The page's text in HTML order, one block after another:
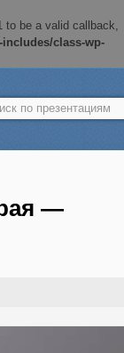
to be a valid callback,
class-wp-
—